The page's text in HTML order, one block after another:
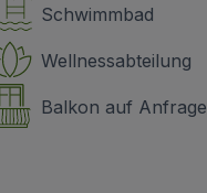
Schwimmbad
Wellnessabteilung
Balkon auf Anfrage